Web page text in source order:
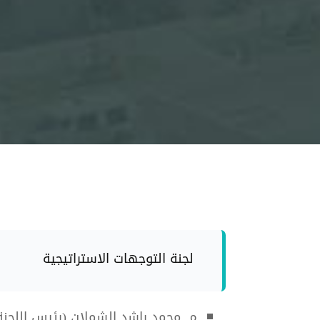
لجنة التوجهات الاستراتيجية